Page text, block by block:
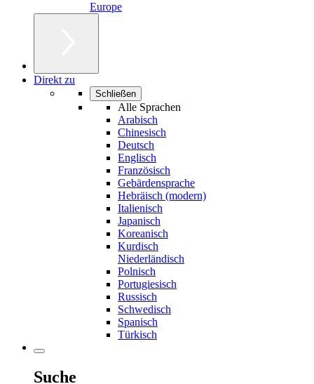
Europe
Direkt zu
Schließen
Alle Sprachen
Arabisch
Chinesisch
Deutsch
Englisch
Französisch
Gebärdensprache
Hebräisch (modern)
Italienisch
Japanisch
Koreanisch
Kurdisch
Niederländisch
Polnisch
Portugiesisch
Russisch
Schwedisch
Spanisch
Türkisch
Suche